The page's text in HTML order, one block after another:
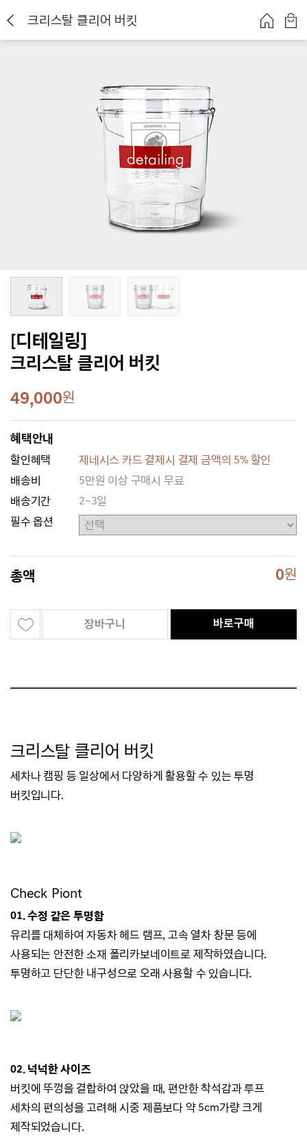
크리스탈 클리어 버킷
[디테일링]
크리스탈 클리어 버킷
49,000원
혜택안내
할인혜택
제네시스 카드 결제시 결제 금액의 5% 할인
배송비
5만원 이상 구매시 무료
배송기간
2~3일
필수 옵션
총액 0원
장바구니 바로구매
크리스탈 클리어 버킷
세차나 캠핑 등 일상에서 다양하게 활용할 수 있는 투명
버킷입니다.
Check Piont
01. 수정 같은 투명함
유리를 대체하여 자동차 헤드 램프, 고속 열차 창문 등에
사용되는 안전한 소재 폴리카보네이트로 제작하였습니다.
투명하고 단단한 내구성으로 오래 사용할 수 있습니다.
02. 넉넉한 사이즈
버킷에 뚜껑을 결합하여 앉았을 때, 편안한 착석감과 루프
세차의 편의성을 고려해 시중 제품보다 약 5cm가량 크게
제작되었습니다.